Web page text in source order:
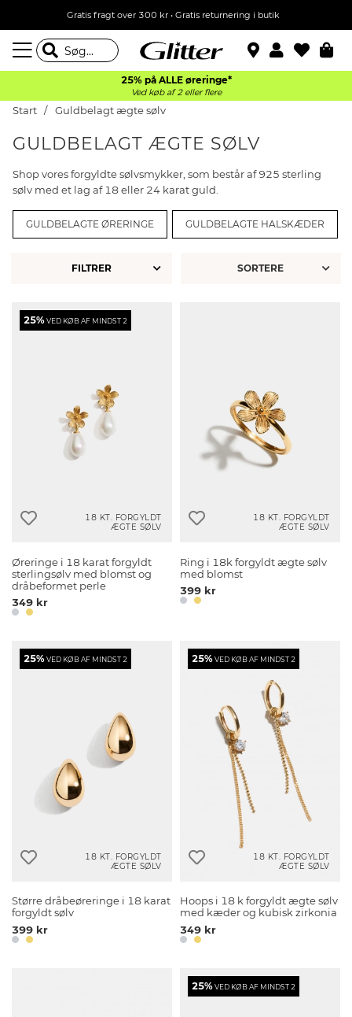
Gratis fragt over 300 kr • Gratis returnering i butik
25% på ALLE øreringe*
Ved køb af 2 eller flere
Start Guldbelagt ægte sølv
GULDBELAGT ÆGTE SØLV
Shop vores forgyldte sølvsmykker, som består af 925 sterling
sølv med et lag af 18 eller 24 karat guld.
GULDBELAGTE ØRERINGE GULDBELAGTE HALSKÆDER
FILTRER
25%VED KØB AF MINDST 2
18 KT. FORGYLDT
ÆGTE SØLV
Øreringe i 18 karat forgyldt
sterlingsølv med blomst og
dråbeformet perle
349 kr
18 KT. FORGYLDT
ÆGTE SØLV
Ring i 18k forgyldt ægte sølv
med blomst
399 kr
25%VED KØB AF MINDST 2
18 KT. FORGYLDT
ÆGTE SØLV
Større dråbeøreringe i 18 karat
forgyldt sølv
399 kr
25%VED KØB AF MINDST 2
18 KT. FORGYLDT
ÆGTE SØLV
Hoops i 18 k forgyldt ægte sølv
med kæder og kubisk zirkonia
349 kr
25%VED KØB AF MINDST 2